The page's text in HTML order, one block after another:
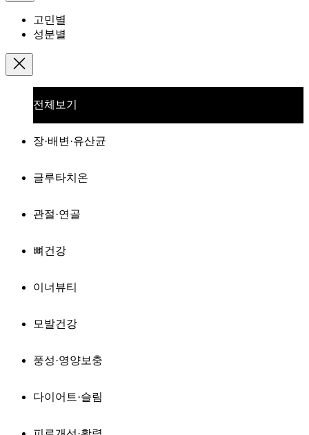
고민별
성분별
전체보기
장·배변·유산균
글루타치온
관절·연골
뼈건강
이너뷰티
모발건강
풍성·영양보충
다이어트·슬림